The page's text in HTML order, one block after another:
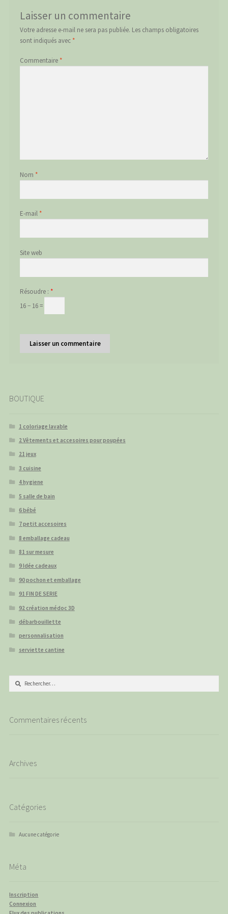
Laisser un commentaire
Votre adresse e-mail ne sera pas publiée. Les champs obligatoires
sont indiqués avec *
Commentaire *
Nom *
E-mail *
Site web
Résoudre : *
16 − 16 =
BOUTIQUE
1 coloriage lavable
2 Vêtements et accesoires pour poupées
21 jeux
3 cuisine
4 hygiene
5 salle de bain
6 bébé
7 petit accesoires
8 emballage cadeau
81 sur mesure
9 Idée cadeaux
90 pochon et emballage
91 FIN DE SERIE
92 création médoc 3D
débarbouillette
personnalisation
serviette cantine
Rechercher :
Commentaires récents
Archives
Catégories
Aucune catégorie
Méta
Inscription
Connexion